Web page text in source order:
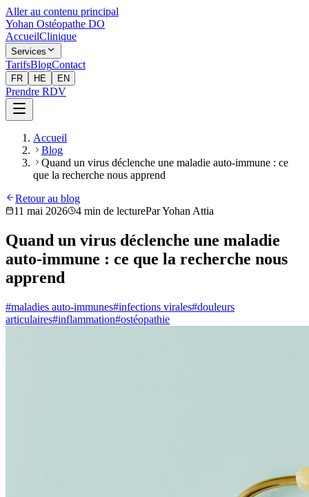
Aller au contenu principal
Yohan Ostéopathe DO
AccueilClinique
Services
TarifsBlogContact
FR HE EN
Prendre RDV
Accueil
Blog
Quand un virus déclenche une maladie auto-immune : ce
que la recherche nous apprend
Retour au blog
11 mai 2026
4 min de lectureParYohan Attia
Quand un virus déclenche une maladie
auto-immune : ce que la recherche nous
apprend
#maladies auto-immunes#infections virales#douleurs
articulaires#inflammation#ostéopathie